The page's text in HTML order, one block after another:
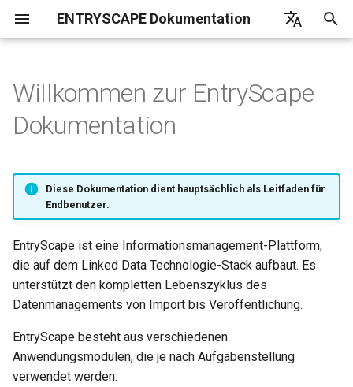
ENTRYSCAPE Dokumentation
Deutsch
h
i
r
i
n
i
Catalog
Workbench
Registry
Blocks
Kataloge
Datensätze
Distributionen
Datendienste
Veröffentlichen
Datenportale und Harvesting
Herausgeber
Überblick
Überblick
Objekte
Veröffentlichen
Detaillierte Informationen
Überblick
Überblick
Harvesting-Bericht
Kataloge durchsuchen
Harvesting-Quellen
Toolkit
Benachrichtigungen
Überblick
Gruppen
Projekte
Objekttypen
Detaillierte Informationen
Überblick
Überblick
Überblick
Zusammenstellung von häufig
gestellten Fragen
EntryScape
Willkommen zur EntryScape
Dokumentation
Diese Dokumentation dient hauptsächlich als Leitfaden für
Endbenutzer.
EntryScape ist eine Informationsmanagement-Plattform,
die auf dem Linked Data Technologie-Stack aufbaut. Es
unterstützt den kompletten Lebenszyklus des
Datenmanagements von Import bis Veröffentlichung.
EntryScape besteht aus verschiedenen
Anwendungsmodulen, die je nach Aufgabenstellung
verwendet werden: